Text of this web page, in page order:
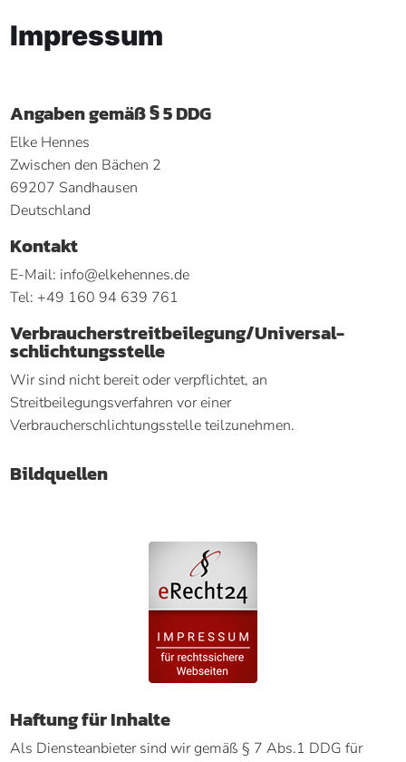
Impressum
Angaben gemäß § 5 DDG
Elke Hennes
Zwischen den Bächen 2
69207 Sandhausen
Deutschland
Kontakt
E-Mail: info@elkehennes.de
Tel: +49 160 94 639 761
Verbraucher­streit­beilegung/Universal­
schlichtungs­stelle
Wir sind nicht bereit oder verpflichtet, an
Streitbeilegungsverfahren vor einer
Verbraucherschlichtungsstelle teilzunehmen.
Bildquellen
Haftung für Inhalte
Als Diensteanbieter sind wir gemäß § 7 Abs.1 DDG für